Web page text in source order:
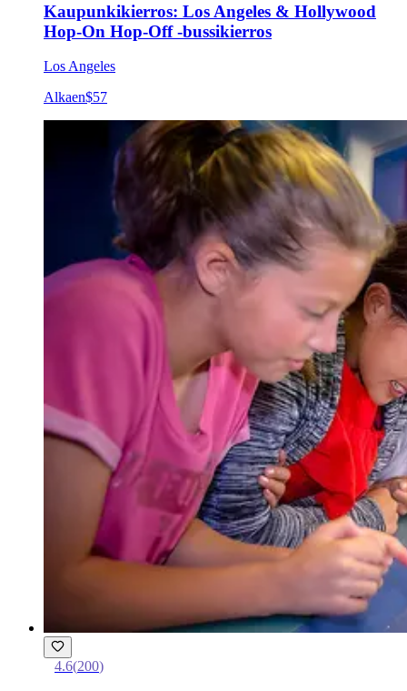
Kaupunkikierros: Los Angeles & Hollywood
Hop-On Hop-Off -bussikierros
Los Angeles
Alkaen$57
4.6(200)